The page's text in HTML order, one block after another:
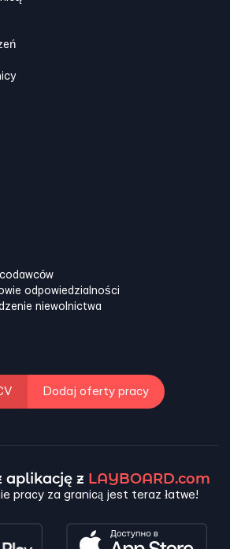
odpowiedzialności
niewolnictwa
Dodaj oferty pracy
aplikację z LAYBOARD.com
pracy za granicą jest teraz łatwe!